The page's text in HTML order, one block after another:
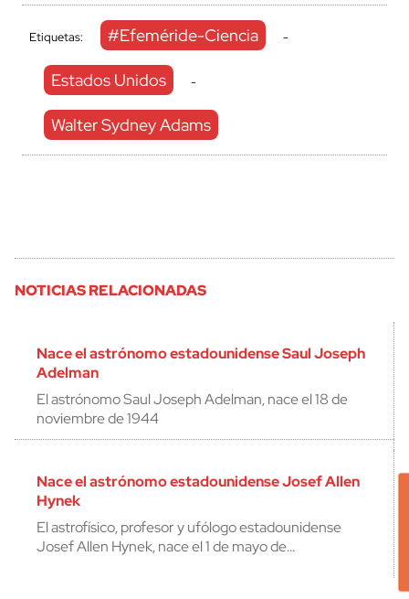
Etiquetas: #Efeméride-Ciencia -
Estados Unidos -
Walter Sydney Adams
NOTICIAS RELACIONADAS
Nace el astrónomo estadounidense Saul Joseph
Adelman
El astrónomo Saul Joseph Adelman, nace el 18 de
noviembre de 1944
Nace el astrónomo estadounidense Josef Allen
Hynek
El astrofísico, profesor y ufólogo estadounidense
Josef Allen Hynek, nace el 1 de mayo de…